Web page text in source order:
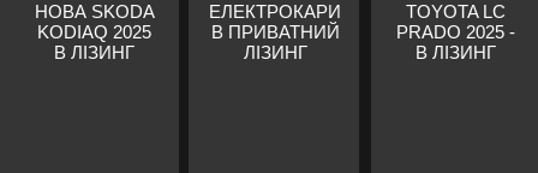
НОВА SKODA
KODIAQ 2025
В ЛІЗИНГ
ЕЛЕКТРОКАРИ
В ПРИВАТНИЙ
ЛІЗИНГ
TOYOTA LC
PRADO 2025 -
В ЛІЗИНГ